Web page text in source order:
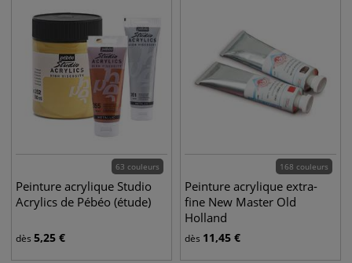
63 couleurs
Peinture acrylique Studio
Acrylics de Pébéo (étude)
dès 5,25 €
168 couleurs
Peinture acrylique extra-
fine New Master Old
Holland
dès 11,45 €